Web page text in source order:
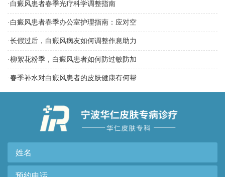
· 白癜风患者春季光疗科学调整指南
· 白癜风患者春季办公室护理指南：应对空
·长假过后，白癜风病友如何调整作息助力
·柳絮花粉季，白癜风患者如何防过敏防加
·春季补水对白癜风患者的皮肤健康有何帮